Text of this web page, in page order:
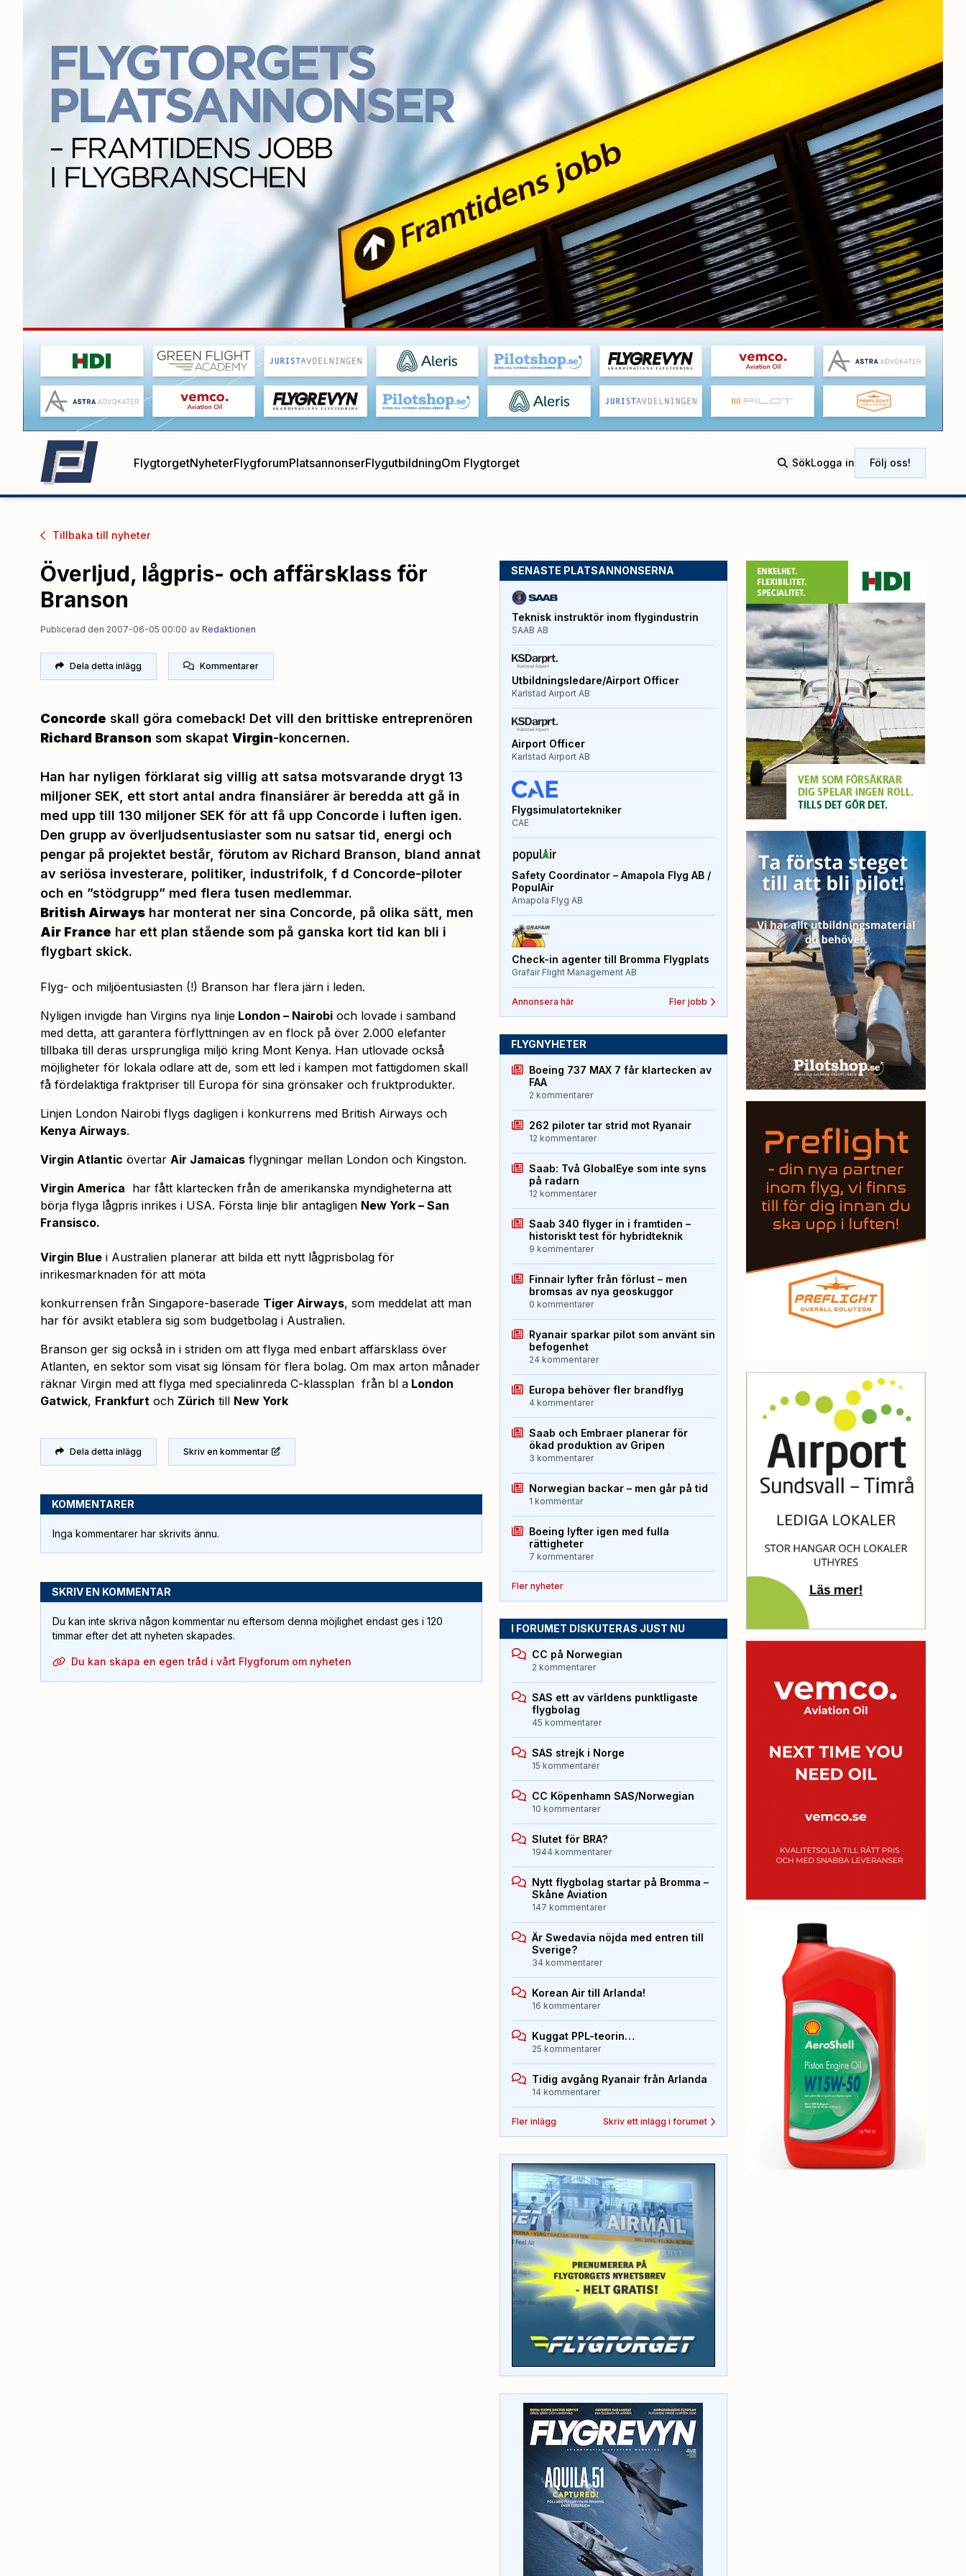
FlygtorgetNyheterFlygforumPlatsannonserFlygutbildningOm Flygtorget SökLogga in Följ oss!
Tillbaka till nyheter
Överljud, lågpris- och affärsklass för
Branson
Publicerad den 2007-06-05 00:00 av Redaktionen
Dela detta inlägg Kommentarer
Concorde skall göra comeback! Det vill den brittiske entreprenören
Richard Branson som skapat Virgin-koncernen.
Han har nyligen förklarat sig villig att satsa motsvarande drygt 13
miljoner SEK, ett stort antal andra finansiärer är beredda att gå in
med upp till 130 miljoner SEK för att få upp Concorde i luften igen.
Den grupp av överljudsentusiaster som nu satsar tid, energi och
pengar på projektet består, förutom av Richard Branson, bland annat
av seriösa investerare, politiker, industrifolk, f d Concorde-piloter
och en ”stödgrupp” med flera tusen medlemmar.
British Airways har monterat ner sina Concorde, på olika sätt, men
Air France har ett plan stående som på ganska kort tid kan bli i
flygbart skick.
Flyg- och miljöentusiasten (!) Branson har flera järn i leden.
Nyligen invigde han Virgins nya linje London – Nairobi och lovade i samband
med detta, att garantera förflyttningen av en flock på över 2.000 elefanter
tillbaka till deras ursprungliga miljö kring Mont Kenya. Han utlovade också
möjligheter för lokala odlare att de, som ett led i kampen mot fattigdomen skall
få fördelaktiga fraktpriser till Europa för sina grönsaker och fruktprodukter.
Linjen London Nairobi flygs dagligen i konkurrens med British Airways och
Kenya Airways.
Virgin Atlantic övertar Air Jamaicas flygningar mellan London och Kingston.
Virgin America har fått klartecken från de amerikanska myndigheterna att
börja flyga lågpris inrikes i USA. Första linje blir antagligen New York – San
Fransisco.
Virgin Blue i Australien planerar att bilda ett nytt lågprisbolag för
inrikesmarknaden för att möta
konkurrensen från Singapore-baserade Tiger Airways, som meddelat att man
har för avsikt etablera sig som budgetbolag i Australien.
Branson ger sig också in i striden om att flyga med enbart affärsklass över
Atlanten, en sektor som visat sig lönsam för flera bolag. Om max arton månader
räknar Virgin med att flyga med specialinreda C-klassplan från bl a London
Gatwick, Frankfurt och Zürich till New York
Dela detta inlägg Skriv en kommentar
KOMMENTARER
Inga kommentarer har skrivits ännu.
SKRIV EN KOMMENTAR
Du kan inte skriva någon kommentar nu eftersom denna möjlighet endast ges i 120
timmar efter det att nyheten skapades.
Du kan skapa en egen tråd i vårt Flygforum om nyheten
SENASTE PLATSANNONSERNA
Teknisk instruktör inom flygindustrin
SAAB AB
Utbildningsledare/Airport Officer
Karlstad Airport AB
Airport Officer
Karlstad Airport AB
Flygsimulatortekniker
CAE
Safety Coordinator – Amapola Flyg AB /
PopulAir
Amapola Flyg AB
Check-in agenter till Bromma Flygplats
Grafair Flight Management AB
Annonsera här Fler jobb
FLYGNYHETER
Boeing 737 MAX 7 får klartecken av
FAA
2 kommentarer
262 piloter tar strid mot Ryanair
12 kommentarer
Saab: Två GlobalEye som inte syns
på radarn
12 kommentarer
Saab 340 flyger in i framtiden –
historiskt test för hybridteknik
9 kommentarer
Finnair lyfter från förlust – men
bromsas av nya geoskuggor
0 kommentarer
Ryanair sparkar pilot som använt sin
befogenhet
24 kommentarer
Europa behöver fler brandflyg
4 kommentarer
Saab och Embraer planerar för
ökad produktion av Gripen
3 kommentarer
Norwegian backar – men går på tid
1 kommentar
Boeing lyfter igen med fulla
rättigheter
7 kommentarer
Fler nyheter
I FORUMET DISKUTERAS JUST NU
CC på Norwegian
2 kommentarer
SAS ett av världens punktligaste
flygbolag
45 kommentarer
SAS strejk i Norge
15 kommentarer
CC Köpenhamn SAS/Norwegian
10 kommentarer
Slutet för BRA?
1944 kommentarer
Nytt flygbolag startar på Bromma –
Skåne Aviation
147 kommentarer
Är Swedavia nöjda med entren till
Sverige?
34 kommentarer
Korean Air till Arlanda!
16 kommentarer
Kuggat PPL-teorin…
25 kommentarer
Tidig avgång Ryanair från Arlanda
14 kommentarer
Fler inlägg Skriv ett inlägg i forumet